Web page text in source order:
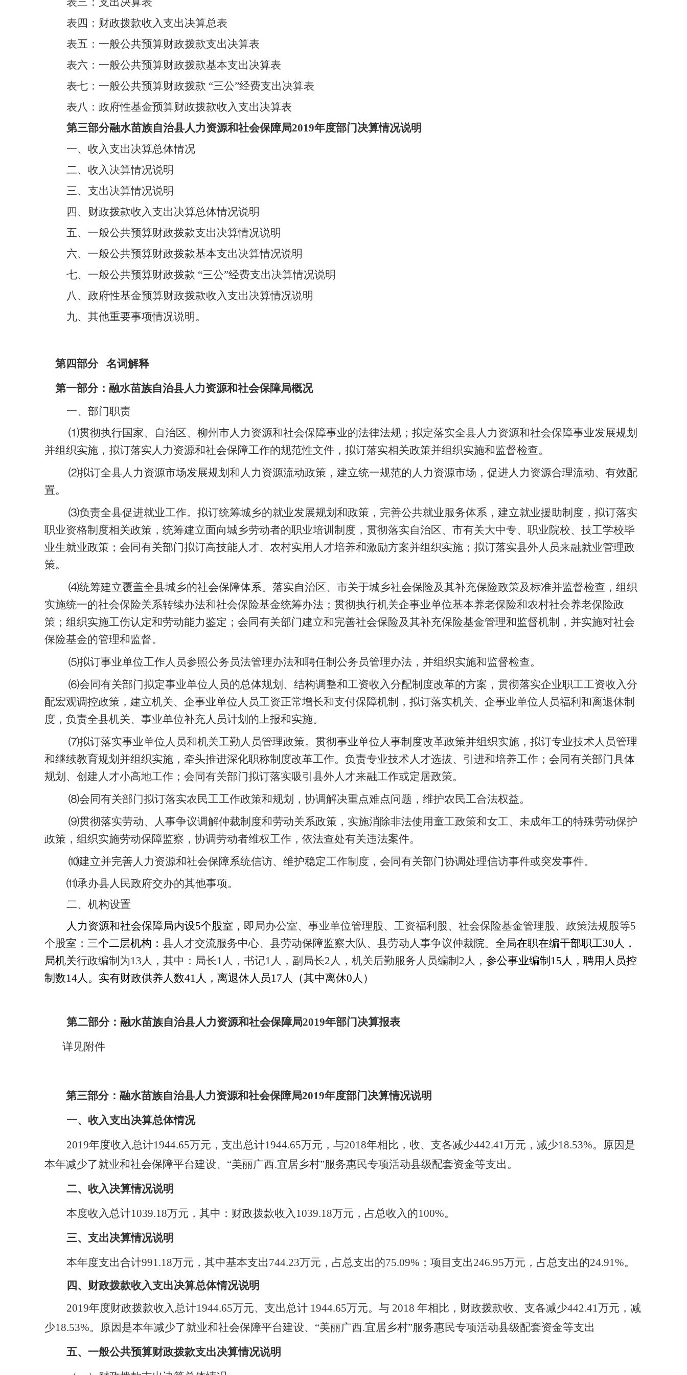
表四：财政拨款收入支出决算总表
表五：一般公共预算财政拨款支出决算表
表六：一般公共预算财政拨款基本支出决算表
表七：一般公共预算财政拨款 “三公”经费支出决算表
表八：政府性基金预算财政拨款收入支出决算表
第三部分融水苗族自治县人力资源和社会保障局2019年度部门决算情况说明
一、收入支出决算总体情况
二、 收入决算情况说明
三、支出决算情况说明
四、财政拨款收入支出决算总体情况说明
五、 一般公共预算财政拨款支出决算情况说明
六、 一般公共预算财政拨款基本支出决算情况说明
七、 一般公共预算财政拨款 “三公”经费支出决算情况说明
八、 政府性基金预算财政拨款收入支出决算情况说明
九、其他重要事项情况说明。
第四部分 名词解释
第一部分：融水苗族自治县人力资源和社会保障局概况
一、部门职责
⑴贯彻执行国家、自治区、柳州市人力资源和社会保障事业的法律法规；拟定落实全县人力资源和社会保障事业发展规划
并组织实施，拟订落实人力资源和社会保障工作的规范性文件，拟订落实相关政策并组织实施和监督检查。
⑵拟订全县人力资源市场发展规划和人力资源流动政策，建立统一规范的人力资源市场，促进人力资源合理流动、有效配
置。
⑶负责全县促进就业工作。拟订统筹城乡的就业发展规划和政策，完善公共就业服务体系，建立就业援助制度，拟订落实
职业资格制度相关政策，统筹建立面向城乡劳动者的职业培训制度，贯彻落实自治区、市有关大中专、职业院校、技工学校毕
业生就业政策；会同有关部门拟订高技能人才、农村实用人才培养和激励方案并组织实施；拟订落实县外人员来融就业管理政
策。
⑷统筹建立覆盖全县城乡的社会保障体系。落实自治区、市关于城乡社会保险及其补充保险政策及标准并监督检查，组织
实施统一的社会保险关系转续办法和社会保险基金统筹办法；贯彻执行机关企事业单位基本养老保险和农村社会养老保险政
策；组织实施工伤认定和劳动能力鉴定；会同有关部门建立和完善社会保险及其补充保险基金管理和监督机制，并实施对社会
保险基金的管理和监督。
⑸拟订事业单位工作人员参照公务员法管理办法和聘任制公务员管理办法，并组织实施和监督检查。
⑹会同有关部门拟定事业单位人员的总体规划、结构调整和工资收入分配制度改革的方案，贯彻落实企业职工工资收入分
配宏观调控政策，建立机关、企事业单位人员工资正常增长和支付保障机制，拟订落实机关、企事业单位人员福利和离退休制
度，负责全县机关、事业单位补充人员计划的上报和实施。
⑺拟订落实事业单位人员和机关工勤人员管理政策。贯彻事业单位人事制度改革政策并组织实施，拟订专业技术人员管理
和继续教育规划并组织实施，牵头推进深化职称制度改革工作。负责专业技术人才选拔、引进和培养工作；会同有关部门具体
规划、创建人才小高地工作；会同有关部门拟订落实吸引县外人才来融工作或定居政策。
⑻会同有关部门拟订落实农民工工作政策和规划，协调解决重点难点问题，维护农民工合法权益。
⑼贯彻落实劳动、人事争议调解仲裁制度和劳动关系政策，实施消除非法使用童工政策和女工、未成年工的特殊劳动保护
政策，组织实施劳动保障监察，协调劳动者维权工作，依法查处有关违法案件。
⑽建立并完善人力资源和社会保障系统信访、维护稳定工作制度，会同有关部门协调处理信访事件或突发事件。
⑾承办县人民政府交办的其他事项。
二、机构设置
人力资源和社会保障局内设5个股室，即局办公室、事业单位管理股、工资福利股、社会保险基金管理股、政策法规股等5
个股室；三个二层机构： 县人才交流服务中心、县劳动保障监察大队、县劳动人事争议仲裁院。全局在职在编干部职工30人，
局机关行政编制为13人，其中：局长1人，书记1人，副局长2人，机关后勤服务人员编制2人， 参公事业编制15人，聘用人员控
制数14人。实有财政供养人数41人，离退休人员17人（其中离休0人）
第二部分：融水苗族自治县人力资源和社会保障局2019年部门决算报表
详见附件
第三部分：融水苗族自治县人力资源和社会保障局2019年度部门决算情况说明
一、收入支出决算总体情况
2019年度收入总计1944.65万元，支出总计1944.65万元，与2018年相比，收、支各减少442.41万元，减少18.53%。原因是
本年减少了就业和社会保障平台建设、“美丽广西.宜居乡村”服务惠民专项活动县级配套资金等支出。
二、 收入决算情况说明
本度收入总计1039.18万元，其中：财政拨款收入1039.18万元，占总收入的100%。
三、支出决算情况说明
本年度支出合计991.18万元，其中基本支出744.23万元，占总支出的75.09%；项目支出246.95万元，占总支出的24.91%。
四、财政拨款收入支出决算总体情况说明
2019年度财政拨款收入总计1944.65万元、支出总计 1944.65万元。与 2018 年相比，财政拨款收、支各减少442.41万元，减
少18.53%。 原因是本年减少了就业和社会保障平台建设、“美丽广西.宜居乡村”服务惠民专项活动县级配套资金等支出
五、 一般公共预算财政拨款支出决算情况说明